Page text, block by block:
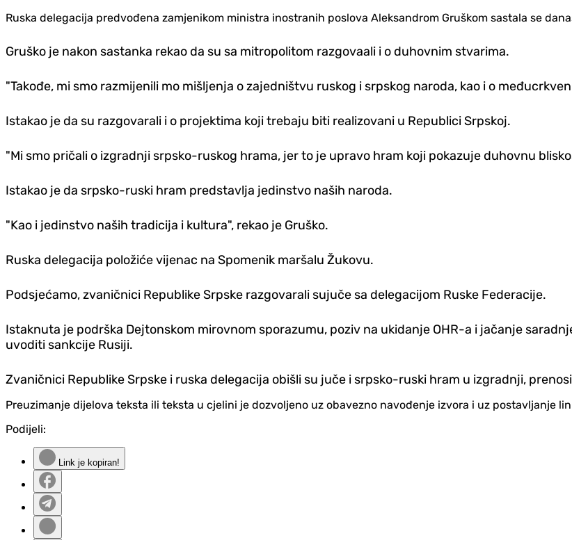
Ruska delegacija predvođena zamjenikom ministra inostranih poslova Aleksandrom Gruškom sastala se
Gruško je nakon sastanka rekao da su sa mitropolitom razgovaali i o duhovnim stvarima.
"Takođe, mi smo razmijenili mo mišljenja o zajedništvu ruskog i srpskog naroda, kao i o
Istakao je da su razgovarali i o projektima koji trebaju biti realizovani u Republici Srpskoj.
"Mi smo pričali o izgradnji srpsko-ruskog hrama, jer to je upravo hram koji pokazuje duhovnu
Istakao je da srpsko-ruski hram predstavlja jedinstvo naših naroda.
"Kao i jedinstvo naših tradicija i kultura", rekao je Gruško.
Ruska delegacija položiće vijenac na Spomenik maršalu Žukovu.
Podsjećamo, zvaničnici Republike Srpske razgovarali sujuče sa delegacijom Ruske Federacije.
Istaknuta je podrška Dejtonskom mirovnom sporazumu, poziv na ukidanje OHR-a i jačanje
uvoditi sankcije Rusiji.
Zvaničnici Republike Srpske i ruska delegacija obišli su juče i srpsko-ruski hram u izgradnji, prenosi
Preuzimanje dijelova teksta ili teksta u cjelini je dozvoljeno uz obavezno navođenje izvora i uz postavljanje
Podijeli:
Link je kopiran!